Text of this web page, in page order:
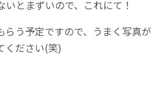
とまずいので、これにて！
らう予定ですので、うまく写真が
ください(笑)